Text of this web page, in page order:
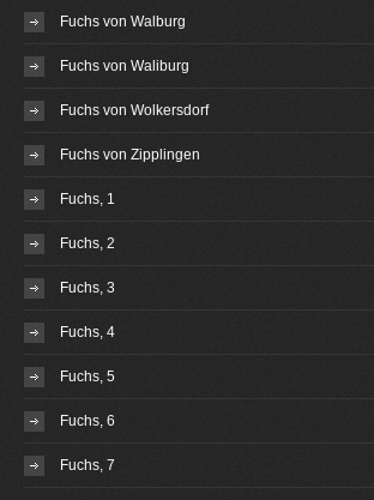
Fuchs von Walburg
Fuchs von Waliburg
Fuchs von Wolkersdorf
Fuchs von Zipplingen
Fuchs, 1
Fuchs, 2
Fuchs, 3
Fuchs, 4
Fuchs, 5
Fuchs, 6
Fuchs, 7